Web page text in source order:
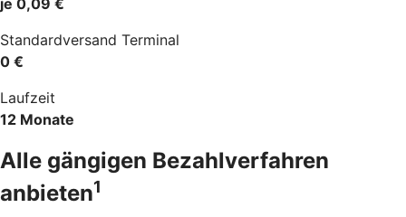
Standardversand Terminal
0 €
Laufzeit
12 Monate
Alle gängigen Bezahlverfahren
anbieten1